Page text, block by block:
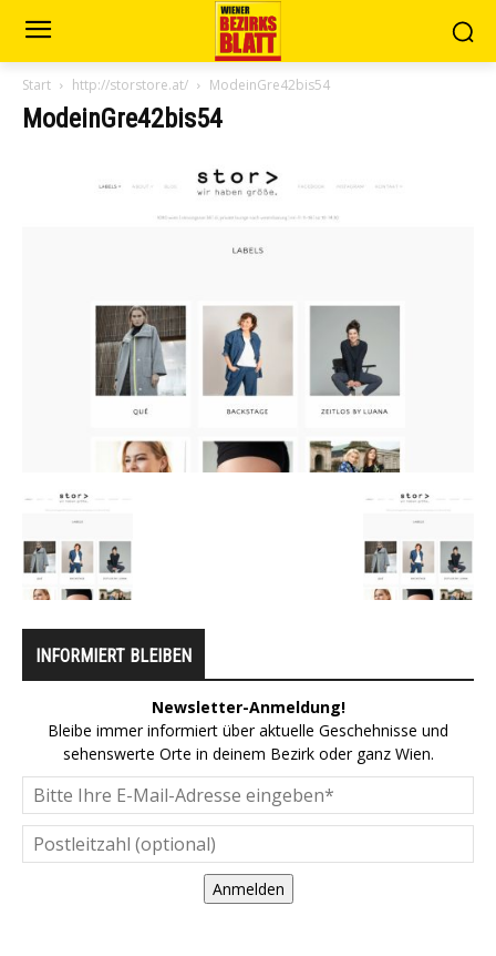
Start http://storstore.at/ ModeinGre42bis54
ModeinGre42bis54
INFORMIERT BLEIBEN
Newsletter-Anmeldung!
Bleibe immer informiert über aktuelle Geschehnisse und
sehenswerte Orte in deinem Bezirk oder ganz Wien.
Anmelden